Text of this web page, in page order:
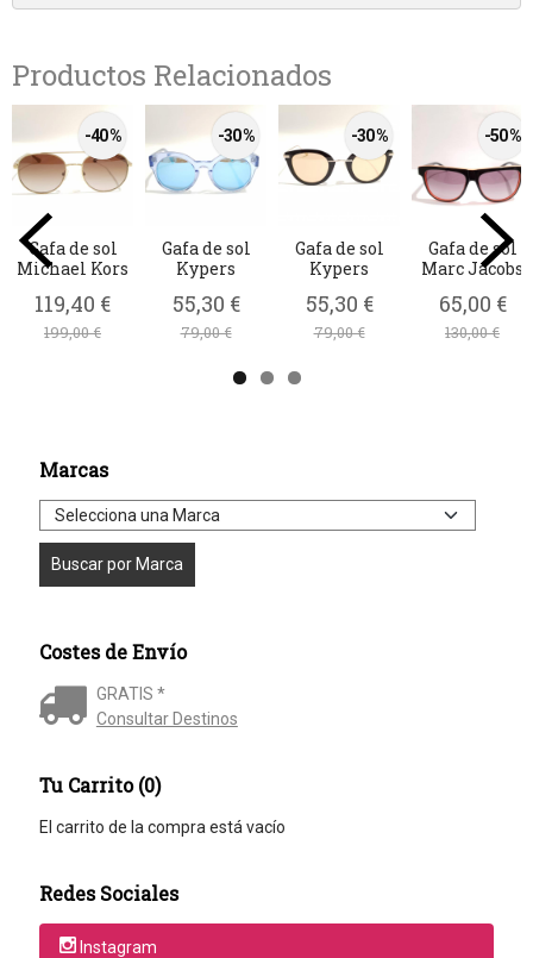
Marcas
Costes de Envío
GRATIS *
Consultar Destinos
Tu Carrito (0)
El carrito de la compra está vacío
Redes Sociales
Instagram
Productos Relacionados
-40 %
Gafa de sol
Michael Kors
119,40 €
199,00 €
-30 %
Gafa de sol
Kypers
55,30 €
79,00 €
-30 %
Gafa de sol
Kypers
55,30 €
79,00 €
-50 %
Gafa de sol
Marc Jacobs
65,00 €
130,00 €